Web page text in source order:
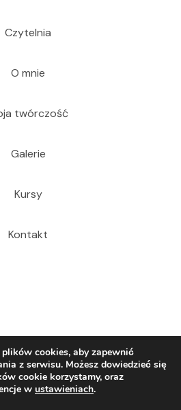
Czytelnia
O mnie
twórczość
Galerie
Kursy
Kontakt
Dariusz Cecuda
cookies, aby zapewnić
z serwisu. Możesz dowiedzieć się
cookie korzystamy, oraz
w ustawieniach.